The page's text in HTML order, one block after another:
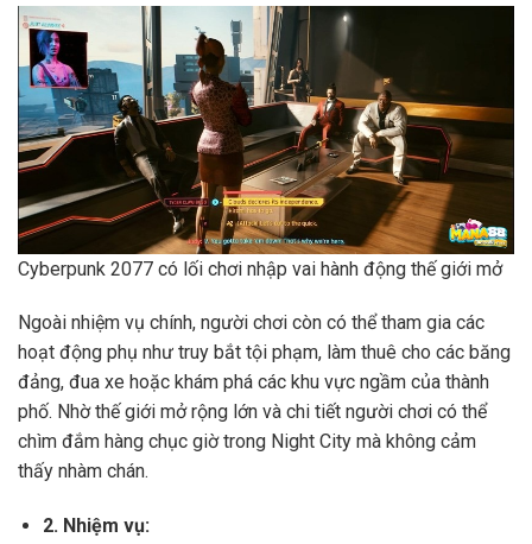
Cyberpunk 2077 có lối chơi nhập vai hành động thế giới mở
Ngoài nhiệm vụ chính, người chơi còn có thể tham gia các
hoạt động phụ như truy bắt tội phạm, làm thuê cho các băng
đảng, đua xe hoặc khám phá các khu vực ngầm của thành
phố. Nhờ thế giới mở rộng lớn và chi tiết người chơi có thể
chìm đắm hàng chục giờ trong Night City mà không cảm
thấy nhàm chán.
2. Nhiệm vụ: